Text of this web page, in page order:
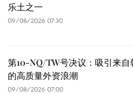
乐土之一
09/08/2026 07:30
第10-NQ/TW号决议：吸引来自
的高质量外资浪潮
09/08/2026 07:00